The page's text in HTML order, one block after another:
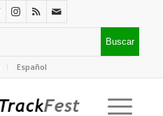
Español